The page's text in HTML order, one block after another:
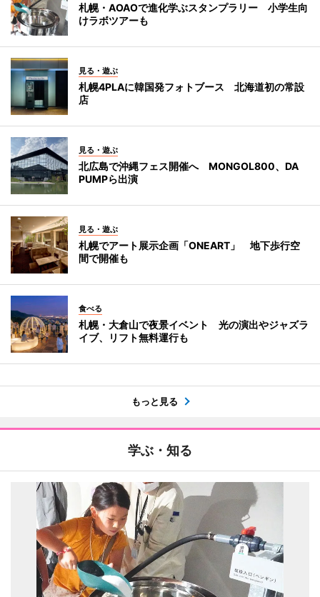
札幌・AOAOで進化学ぶスタンプラリー 小学生向
けラボツアーも
見る・遊ぶ
札幌4PLAに韓国発フォトブース 北海道初の常設
店
見る・遊ぶ
北広島で沖縄フェス開催へ MONGOL800、DA
PUMPら出演
見る・遊ぶ
札幌でアート展示企画「ONEART」 地下歩行空
間で開催も
食べる
札幌・大倉山で夜景イベント 光の演出やジャズラ
イブ、リフト無料運行も
もっと見る
学ぶ・知る